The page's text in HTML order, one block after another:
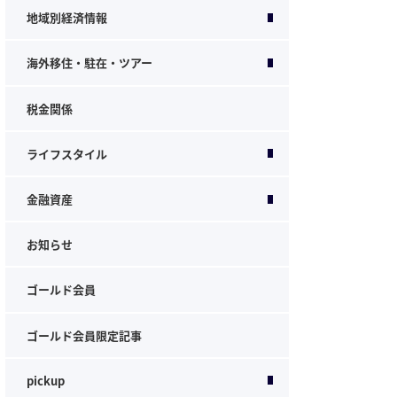
地域別経済情報
海外移住・駐在・ツアー
税金関係
ライフスタイル
金融資産
お知らせ
ゴールド会員
ゴールド会員限定記事
pickup